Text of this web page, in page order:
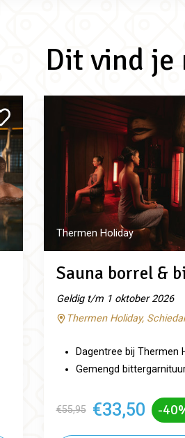
Dit vind je
Thermen Holiday
Sauna borrel &
Geldig t/m 1 oktober 2026
Thermen Holiday,
Dagentree bij Thermen
Gemengd
€55,95 €33,50 -